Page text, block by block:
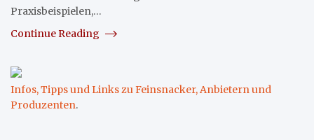
Praxisbeispielen,…
Continue Reading
Infos, Tipps und Links zu Feinsnacker, Anbietern und
Produzenten.